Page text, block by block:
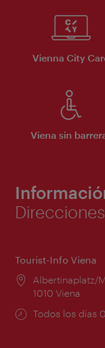
Vienna City
Viena sin
Tourist-Info Viena
Lugar:
Albertinaplatz/
1010 Viena
Horarios
Todos los días